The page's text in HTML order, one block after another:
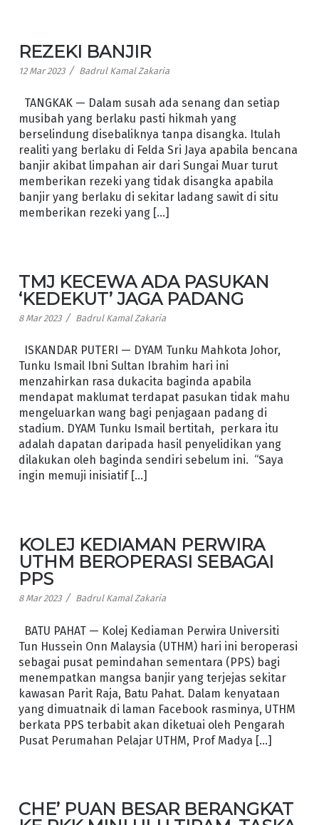
REZEKI BANJIR
12 Mar 2023 / Badrul Kamal Zakaria
TANGKAK — Dalam susah ada senang dan setiap
musibah yang berlaku pasti hikmah yang
berselindung disebaliknya tanpa disangka. Itulah
realiti yang berlaku di Felda Sri Jaya apabila bencana
banjir akibat limpahan air dari Sungai Muar turut
memberikan rezeki yang tidak disangka apabila
banjir yang berlaku di sekitar ladang sawit di situ
memberikan rezeki yang […]
TMJ KECEWA ADA PASUKAN
‘KEDEKUT’ JAGA PADANG
8 Mar 2023 / Badrul Kamal Zakaria
ISKANDAR PUTERI — DYAM Tunku Mahkota Johor,
Tunku Ismail Ibni Sultan Ibrahim hari ini
menzahirkan rasa dukacita baginda apabila
mendapat maklumat terdapat pasukan tidak mahu
mengeluarkan wang bagi penjagaan padang di
stadium. DYAM Tunku Ismail bertitah, perkara itu
adalah dapatan daripada hasil penyelidikan yang
dilakukan oleh baginda sendiri sebelum ini. “Saya
ingin memuji inisiatif […]
KOLEJ KEDIAMAN PERWIRA
UTHM BEROPERASI SEBAGAI
PPS
8 Mar 2023 / Badrul Kamal Zakaria
BATU PAHAT — Kolej Kediaman Perwira Universiti
Tun Hussein Onn Malaysia (UTHM) hari ini beroperasi
sebagai pusat pemindahan sementara (PPS) bagi
menempatkan mangsa banjir yang terjejas sekitar
kawasan Parit Raja, Batu Pahat. Dalam kenyataan
yang dimuatnaik di laman Facebook rasminya, UTHM
berkata PPS terbabit akan diketuai oleh Pengarah
Pusat Perumahan Pelajar UTHM, Prof Madya […]
CHE’ PUAN BESAR BERANGKAT